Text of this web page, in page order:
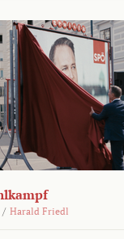
/ Harald Friedl